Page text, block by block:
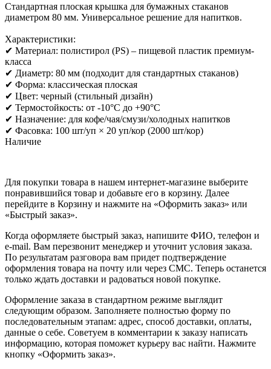
Стандартная плоская крышка для бумажных стаканов
диаметром 80 мм. Универсальное решение для напитков.
Характеристики:
✔ Материал: полистирол (PS) – пищевой пластик премиум-
класса
✔ Диаметр: 80 мм (подходит для стандартных стаканов)
✔ Форма: классическая плоская
✔ Цвет: черный (стильный дизайн)
✔ Термостойкость: от -10°C до +90°C
✔ Назначение: для кофе/чая/смузи/холодных напитков
✔ Фасовка: 100 шт/уп × 20 уп/кор (2000 шт/кор)
Наличие
Для покупки товара в нашем интернет-магазине выберите
понравившийся товар и добавьте его в корзину. Далее
перейдите в Корзину и нажмите на «Оформить заказ» или
«Быстрый заказ».
Когда оформляете быстрый заказ, напишите ФИО, телефон и
e-mail. Вам перезвонит менеджер и уточнит условия заказа.
По результатам разговора вам придет подтверждение
оформления товара на почту или через СМС. Теперь останется
только ждать доставки и радоваться новой покупке.
Оформление заказа в стандартном режиме выглядит
следующим образом. Заполняете полностью форму по
последовательным этапам: адрес, способ доставки, оплаты,
данные о себе. Советуем в комментарии к заказу написать
информацию, которая поможет курьеру вас найти. Нажмите
кнопку «Оформить заказ».